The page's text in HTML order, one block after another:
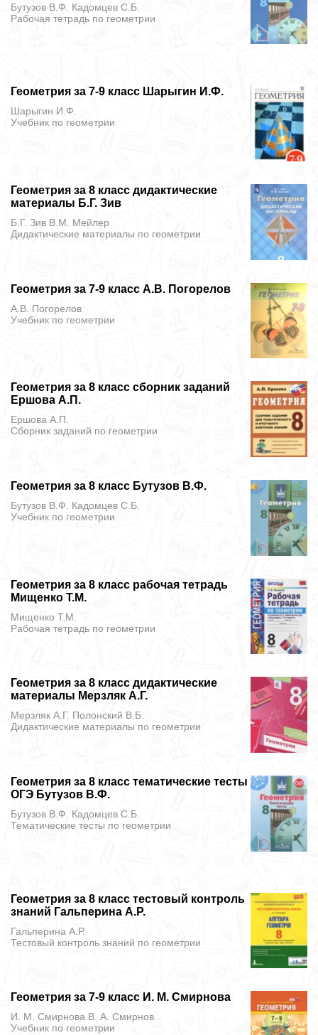
Бутузов В.Ф. Кадомцев С.Б.
Рабочая тетрадь по геометрии
Геометрия за 7-9 класс Шарыгин И.Ф.
Шарыгин И.Ф.
Учебник по геометрии
Геометрия за 8 класс дидактические
материалы Б.Г. Зив
Б.Г. Зив В.М. Мейлер
Дидактические материалы по геометрии
Геометрия за 7-9 класс А.В. Погорелов
А.В. Погорелов
Учебник по геометрии
Геометрия за 8 класс сборник заданий
Ершова А.П.
Ершова А.П.
Сборник заданий по геометрии
Геометрия за 8 класс Бутузов В.Ф.
Бутузов В.Ф. Кадомцев С.Б.
Учебник по геометрии
Геометрия за 8 класс рабочая тетрадь
Мищенко Т.М.
Мищенко Т.М.
Рабочая тетрадь по геометрии
Геометрия за 8 класс дидактические
материалы Мерзляк А.Г.
Мерзляк А.Г. Полонский В.Б.
Дидактические материалы по геометрии
Геометрия за 8 класс тематические тесты
ОГЭ Бутузов В.Ф.
Бутузов В.Ф. Кадомцев С.Б.
Тематические тесты по геометрии
Геометрия за 8 класс тестовый контроль
знаний Гальперина А.Р.
Гальперина А.Р.
Тестовый контроль знаний по геометрии
Геометрия за 7-9 класс И. М. Смирнова
И. М. Смирнова В. А. Смирнов
Учебник по геометрии